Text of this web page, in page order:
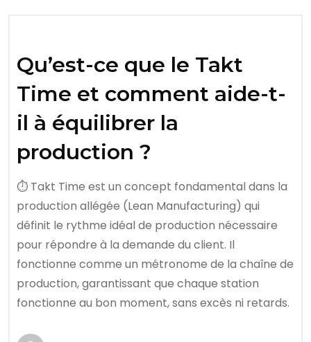
Qu’est-ce que le Takt
Time et comment aide-t-
il à équilibrer la
production ?
⏱️ Takt Time est un concept fondamental dans la
production allégée (Lean Manufacturing) qui
définit le rythme idéal de production nécessaire
pour répondre à la demande du client. Il
fonctionne comme un métronome de la chaîne de
production, garantissant que chaque station
fonctionne au bon moment, sans excès ni retards.